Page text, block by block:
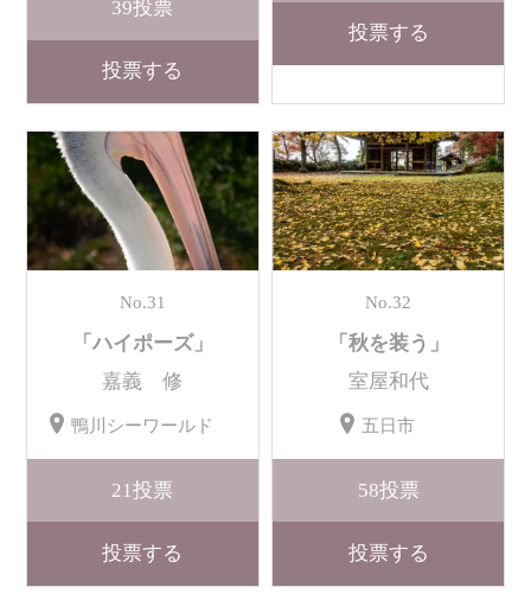
39投票
投票する
投票する
No.31
「ハイポーズ」
嘉義 修
鴨川シーワールド
21投票
投票する
No.32
「秋を装う」
室屋和代
五日市
58投票
投票する